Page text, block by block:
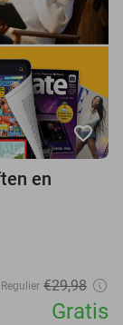
favorite_border
en
Regulier €29,98
Gratis